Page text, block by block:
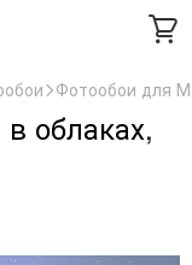
Фотообои для
облаках,